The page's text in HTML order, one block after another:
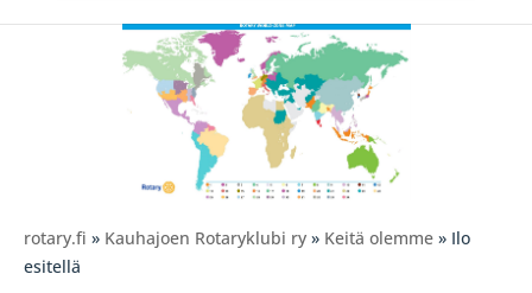
rotary.fi » Kauhajoen Rotaryklubi ry » Keitä olemme » Ilo
esitellä